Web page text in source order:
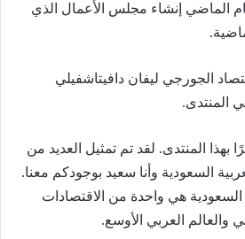
الماضي إنشاء مجلس الأعمال الذي
الجورجي ليفان دافيتاشفيلي
المنتدى.
بهذا المنتدى. لقد تم تمثيل العديد من
السعودية وأنا سعيد بوجودكم معنا.
السعودية هي واحدة من الاقتصادات
والعالم العربي الأوسع.